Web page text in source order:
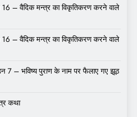
– वैदिक मन्त्र का विकृतिकरण करने वाले
– वैदिक मन्त्र का विकृतिकरण करने वाले
7 – भविष्य पुराण के नाम पर फैलाए गए झूठ
कथा